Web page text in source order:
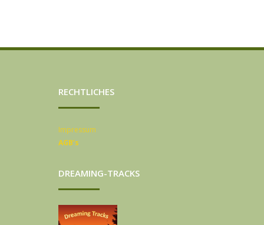
RECHTLICHES
Impressum
AGB’s
DREAMING-TRACKS